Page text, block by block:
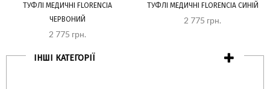
ТУФЛІ МЕДИЧНІ FLORENCIA
ЧЕРВОНИЙ
2 775 грн.
ТУФЛІ МЕДИЧНІ FLORENCIA СИНІЙ
2 775 грн.
ІНШІ КАТЕГОРІЇ